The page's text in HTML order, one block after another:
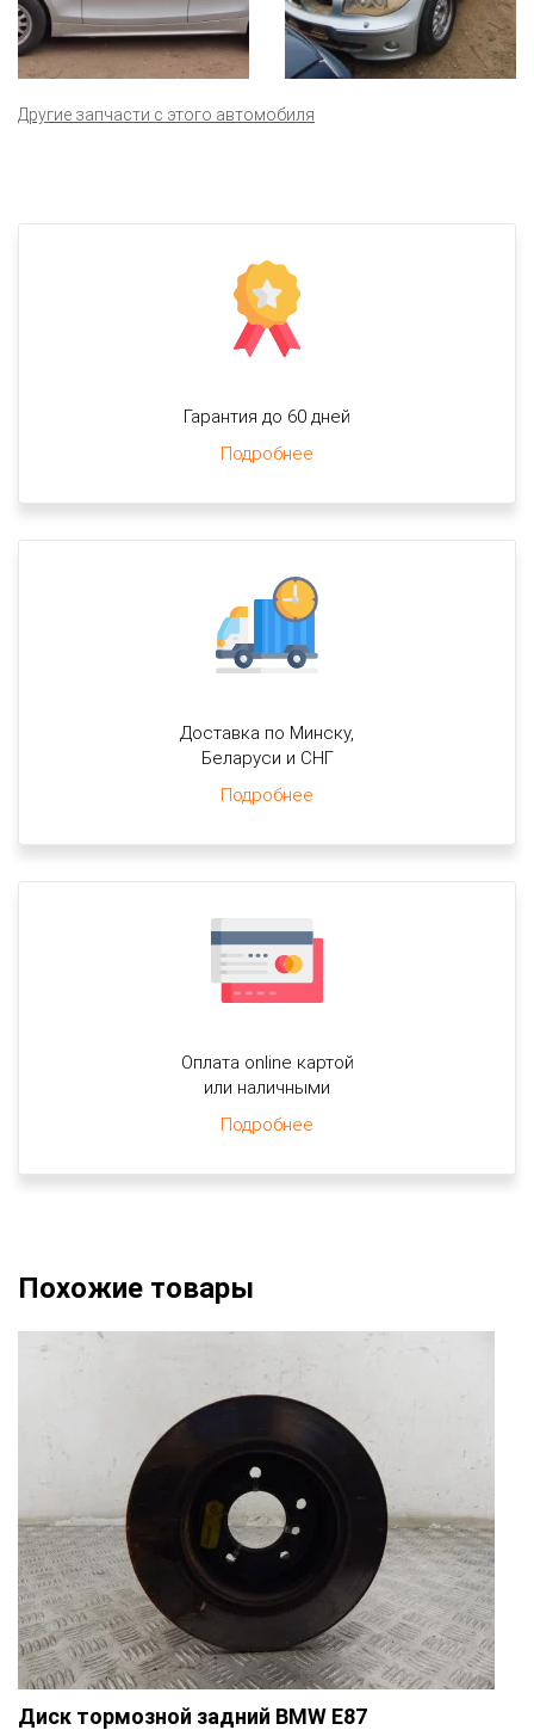
Другие запчасти с этого автомобиля
Гарантия до 60 дней
Подробнее
Доставка по Минску,
Беларуси и СНГ
Подробнее
Оплата online картой
или наличными
Подробнее
Похожие товары
Диск тормозной задний BMW E87